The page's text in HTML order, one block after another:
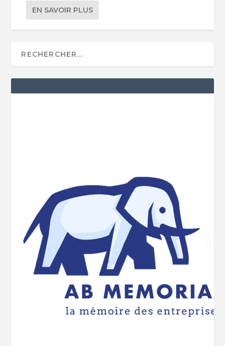
EN SAVOIR PLUS